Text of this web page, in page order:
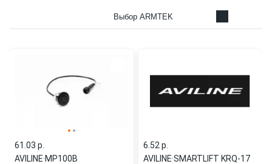
Выбор ARMTEK
61.03 p.
AVILINE·MP100B
6.52 p.
AVILINE·SMARTLIFT KRQ-17